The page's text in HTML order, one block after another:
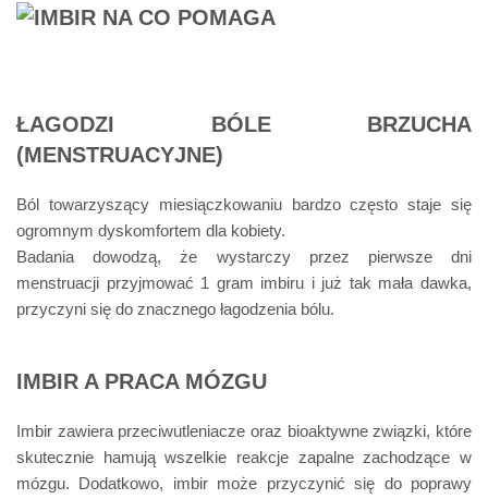
ŁAGODZI BÓLE BRZUCHA
(MENSTRUACYJNE)
Ból towarzyszący miesiączkowaniu bardzo często staje się
ogromnym dyskomfortem dla kobiety.
Badania dowodzą, że wystarczy przez pierwsze dni
menstruacji przyjmować 1 gram imbiru i już tak mała dawka,
przyczyni się do znacznego łagodzenia bólu.
IMBIR A PRACA MÓZGU
Imbir zawiera przeciwutleniacze oraz bioaktywne związki, które
skutecznie hamują wszelkie reakcje zapalne zachodzące w
mózgu. Dodatkowo, imbir może przyczynić się do poprawy